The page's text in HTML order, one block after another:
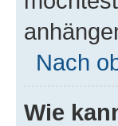
Nach
Wie